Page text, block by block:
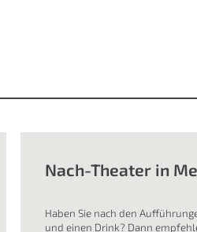
Nach-Theater in
Haben Sie nach den
und einen Drink? Dann